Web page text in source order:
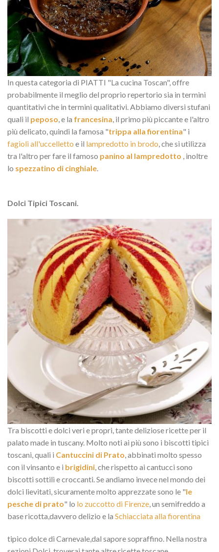
In questa categoria di PIATTI "La cucina Toscan", offre
probabilmente il meglio del proprio repertorio sia in termini
quantitativi che in termini qualitativi. Abbiamo diversi stufani
quali il peposo, e la francesina, il primo più piccante e l'altro
più delicato, quindi la famosa "trippa alla fiorentina" i
fagioli all'uccelletto e il lampredotto in brodo, che si utilizza
tra l'altro per fare il famoso panino al lampredotto , inoltre
lo spezzatino di cinghiale.
Dolci Tipici Toscani.
Tra biscotti e dolci veri e propri, tante deliziose ricette per il
palato made in tuscany. Molto noti ai più sono i biscotti tipici
toscani, quali i Cantuccini di Prato, abbinati molto spesso
con il vinsanto e i brigidini, che rispetto ai cantucci sono
biscotti sottili e croccanti. Se andiamo invece nel mondo dei
dolci lievitati, sicuramente molto apprezzate sono le "le
pesche di prato" lo lo zuccotto di Firenze, un semifreddo a
base ricotta,davvero delizio e la Schiacciata alla fiorentina
tipico dolce di Carnevale,dal sapore sopraffino. Nella nostra